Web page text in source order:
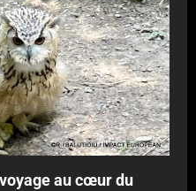
au cœur du